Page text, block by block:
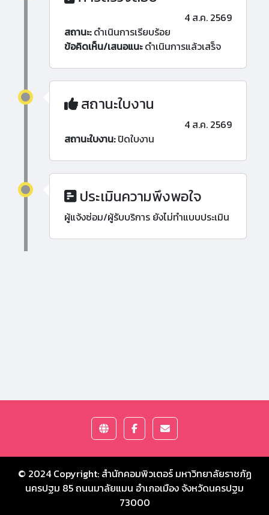
4 ส.ค. 2569
สถานะ:ดำเนินการเรียบร้อย
ข้อคิดเห็น/เสนอแนะดำเนินการแล้วเสร็จ
สถานะใบงาน
4 ส.ค. 2569
สถานะใบงาน:ปิดใบงาน
ประเมินความพึงพอใจ
ผู้แจ้งซ่อม/ผู้รับบริการ ยังไม่ทำแบบประเมิน
© 2024 Copyright: สำนักคอมพิวเตอร์ มหาวิทยาลัยราชภัฏ
นครปฐม 85 ถนนมาลัยแมน อำเภอเมือง จังหวัดนครปฐม
73000